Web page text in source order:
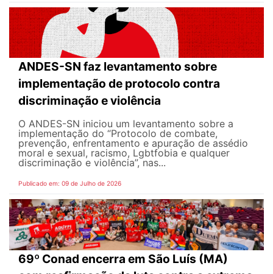
ANDES-SN faz levantamento sobre
implementação de protocolo contra
discriminação e violência
O ANDES-SN iniciou um levantamento sobre a
implementação do “Protocolo de combate,
prevenção, enfrentamento e apuração de assédio
moral e sexual, racismo, Lgbtfobia e qualquer
discriminação e violência”, nas...
Publicado em: 09 de Julho de 2026
69º Conad encerra em São Luís (MA)